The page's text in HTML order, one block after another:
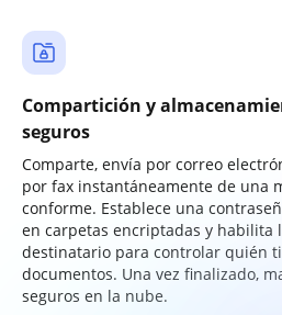
Compartición y
seguros
Comparte, envía por correo
por fax instantáneamente de una
conforme. Establece una
en carpetas encriptadas y habilita
destinatario para controlar quién
documentos. Una vez finalizado,
seguros en la nube.